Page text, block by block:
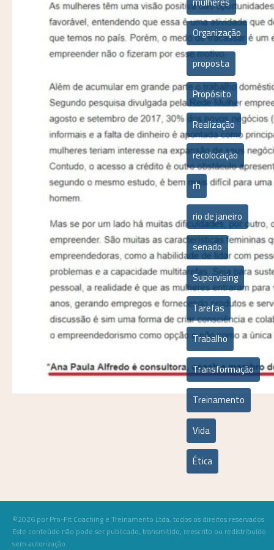
Organização
proposta
Propósito
Realização
recolocação
rh
rio de janeiro
senado
Supervising
Tarefas
Trabalho
Transformação
Treinamento
Vida
Ética
©2026 por Pro-Fit Coaching e Treinamento Ltda, todos os direitos reservados.
Este conteúdo não pode ser publicado, transmitido, reescrito ou redistribuído
sem autorização.